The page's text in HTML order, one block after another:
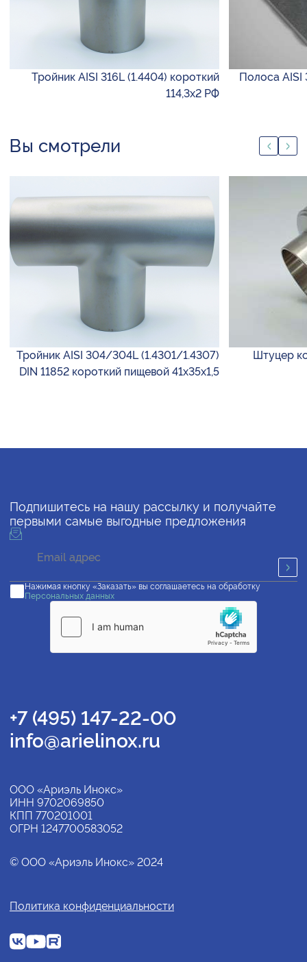
Тройник AISI 316L (1.4404) короткий
114,3х2 РФ
Полоса AISI
Вы смотрели
Тройник AISI 304/304L (1.4301/1.4307)
DIN 11852 короткий пищевой 41х35х1,5
Штуцер
Подпишитесь на нашу рассылку и получайте
первыми самые выгодные предложения
Нажимая кнопку «Заказать» вы соглашаетесь на обработку
Персональных данных
+7 (495) 147-22-00
info@arielinox.ru
ООО «Ариэль Инокс»
ИНН 9702069850
КПП 770201001
ОГРН 1247700583052
© ООО «Ариэль Инокс» 2024
Политика конфиденциальности